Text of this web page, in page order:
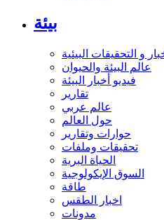
بيئة
و التحقيقات البيئية
عالم البيئة والحيوان
فيديو أخبار البيئة
تقارير
عالم عربي
حول العالم
حوارات وتقارير
تحقيقات وملفات
الحياة البرية
السوق الإيكولوجية
طاقة
اخبار الطقس
مدونات